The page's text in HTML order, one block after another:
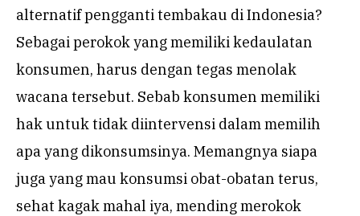
alternatif pengganti tembakau di Indonesia?
Sebagai perokok yang memiliki kedaulatan
konsumen, harus dengan tegas menolak
wacana tersebut. Sebab konsumen memiliki
hak untuk tidak diintervensi dalam memilih
apa yang dikonsumsinya. Memangnya siapa
juga yang mau konsumsi obat-obatan terus,
sehat kagak mahal iya, mending merokok